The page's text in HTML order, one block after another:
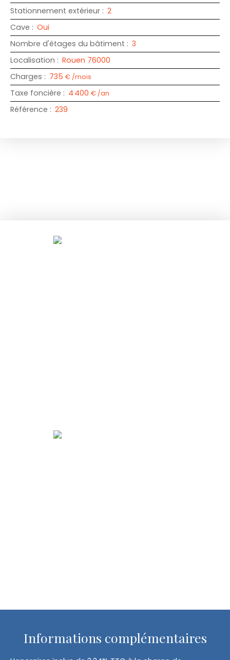
Stationnement extérieur : 2
Cave : Oui
Nombre d'étages du bâtiment : 3
Localisation : Rouen 76000
Charges : 735 € /mois
Taxe foncière : 4 400 € /an
Référence : 239
Informations complémentaires